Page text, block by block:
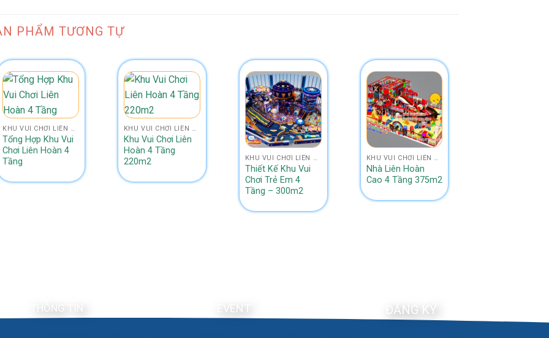
PHẨM TƯƠNG TỰ
KHU VUI CHƠI LIÊN HOÀN 4 TẦNG NHÀ BANH
Tổng Hợp Khu Vui
Chơi Liên Hoàn 4
Tầng
KHU VUI CHƠI LIÊN HOÀN 4 TẦNG NHÀ BANH
Khu Vui Chơi Liên
Hoàn 4 Tầng
220m2
KHU VUI CHƠI LIÊN HOÀN 4 TẦNG NHÀ BANH
Thiết Kế Khu Vui
Chơi Trẻ Em 4
Tầng – 300m2
KHU VUI CHƠI LIÊN HOÀN 4 TẦNG NHÀ BANH
Nhà Liên Hoàn
Cao 4 Tầng 375m2
THÔNG TIN EVENT ĐĂNG KÝ